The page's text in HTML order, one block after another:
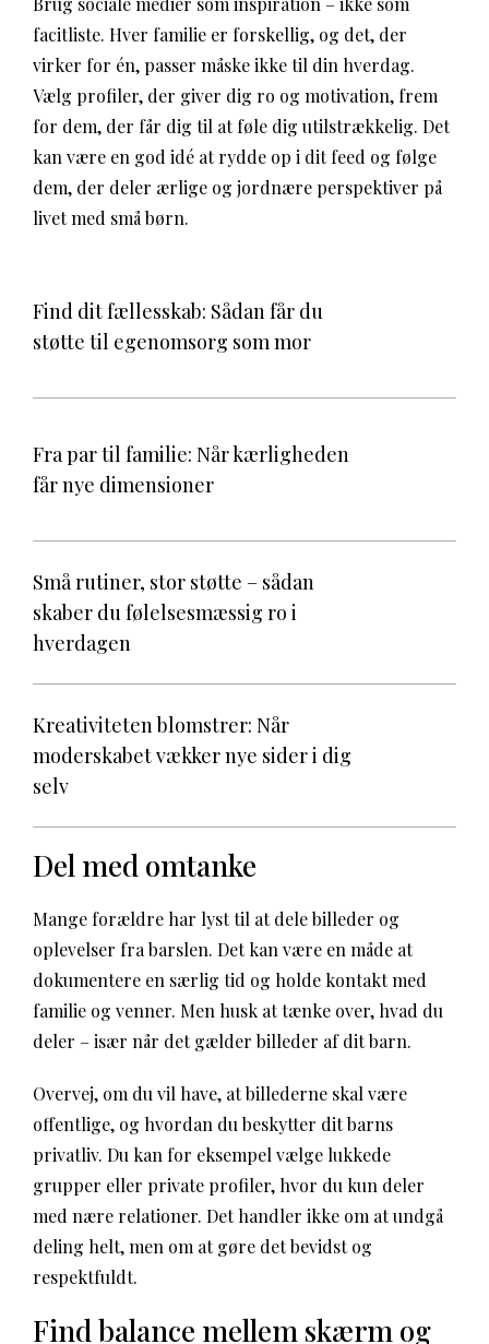
facitliste. Hver familie er forskellig, og det, der
virker for én, passer måske ikke til din hverdag.
Vælg profiler, der giver dig ro og motivation, frem
for dem, der får dig til at føle dig utilstrækkelig. Det
kan være en god idé at rydde op i dit feed og følge
dem, der deler ærlige og jordnære perspektiver på
livet med små børn.
Find dit fællesskab: Sådan får du
støtte til egenomsorg som mor
Fra par til familie: Når kærligheden
får nye dimensioner
Små rutiner, stor støtte – sådan
skaber du følelsesmæssig ro i
hverdagen
Kreativiteten blomstrer: Når
moderskabet vækker nye sider i dig
selv
Del med omtanke
Mange forældre har lyst til at dele billeder og
oplevelser fra barslen. Det kan være en måde at
dokumentere en særlig tid og holde kontakt med
familie og venner. Men husk at tænke over, hvad du
deler – især når det gælder billeder af dit barn.
Overvej, om du vil have, at billederne skal være
offentlige, og hvordan du beskytter dit barns
privatliv. Du kan for eksempel vælge lukkede
grupper eller private profiler, hvor du kun deler
med nære relationer. Det handler ikke om at undgå
deling helt, men om at gøre det bevidst og
respektfuldt.
Find balance mellem skærm og